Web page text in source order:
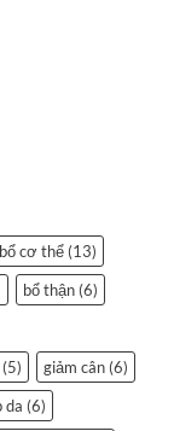
cơ thể (13)
bổ thận (6)
(5) giảm cân (6)
da (6)